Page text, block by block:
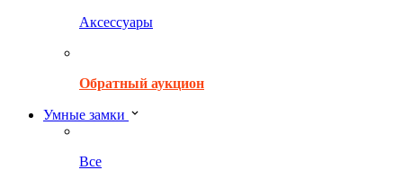
Аксессуары
Обратный аукцион
Умные замки
Все